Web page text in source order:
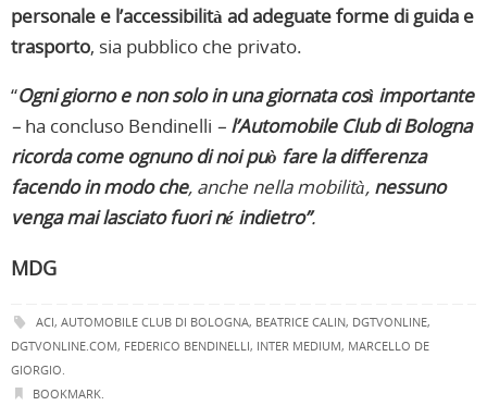
personale e l’accessibilità ad adeguate forme di guida e
trasporto, sia pubblico che privato.
“Ogni giorno e non solo in una giornata così importante
– ha concluso Bendinelli – l’Automobile Club di Bologna
ricorda come ognuno di noi può fare la differenza
facendo in modo che, anche nella mobilità, nessuno
venga mai lasciato fuori né indietro”.
MDG
ACI, AUTOMOBILE CLUB DI BOLOGNA, BEATRICE CALIN, DGTVONLINE,
DGTVONLINE.COM, FEDERICO BENDINELLI, INTER MEDIUM, MARCELLO DE
GIORGIO
BOOKMARK.